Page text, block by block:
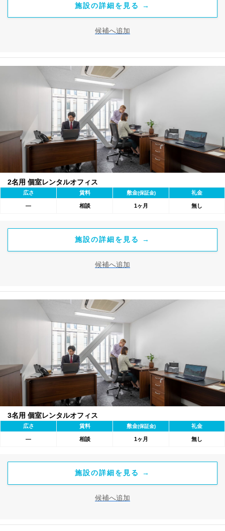
施設の詳細を見る →
候補へ追加
2名用 個室レンタルオフィス
広さ 賃料 敷金(保証金) 礼金
― 相談 1ヶ月 無し
施設の詳細を見る →
候補へ追加
3名用 個室レンタルオフィス
広さ 賃料 敷金(保証金) 礼金
― 相談 1ヶ月 無し
施設の詳細を見る →
候補へ追加